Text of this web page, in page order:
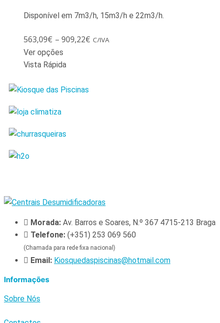
Disponível em 7m3/h, 15m3/h e 22m3/h.
563,09€ – 909,22€ C/IVA
Ver opções
Vista Rápida
Morada: Av. Barros e Soares, N.º 367 4715-213 Braga
Telefone: (+351) 253 069 560
(Chamada para rede fixa nacional)
Email: Kiosquedaspiscinas@hotmail.com
Informações
Sobre Nós